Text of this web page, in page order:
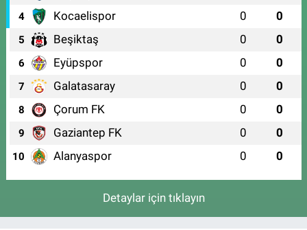
4 Kocaelispor 0 0
5 Beşiktaş 0 0
6 Eyüpspor 0 0
7 Galatasaray 0 0
8 Çorum FK 0 0
9 Gaziantep FK 0 0
10 Alanyaspor 0 0
Detaylar için tıklayın